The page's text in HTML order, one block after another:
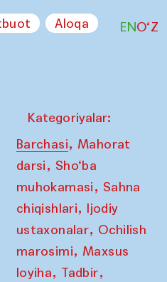
Aloqa
ENO‘Z
Kategoriyalar:
Barchasi, Mahorat
darsi, Sho‘ba
muhokamasi, Sahna
chiqishlari, Ijodiy
ustaxonalar, Ochilish
marosimi, Maxsus
loyiha, Tadbir,